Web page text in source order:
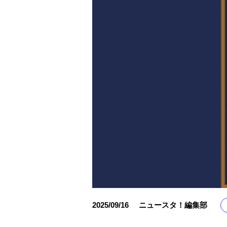
2025/09/16 ニュースタ！編集部